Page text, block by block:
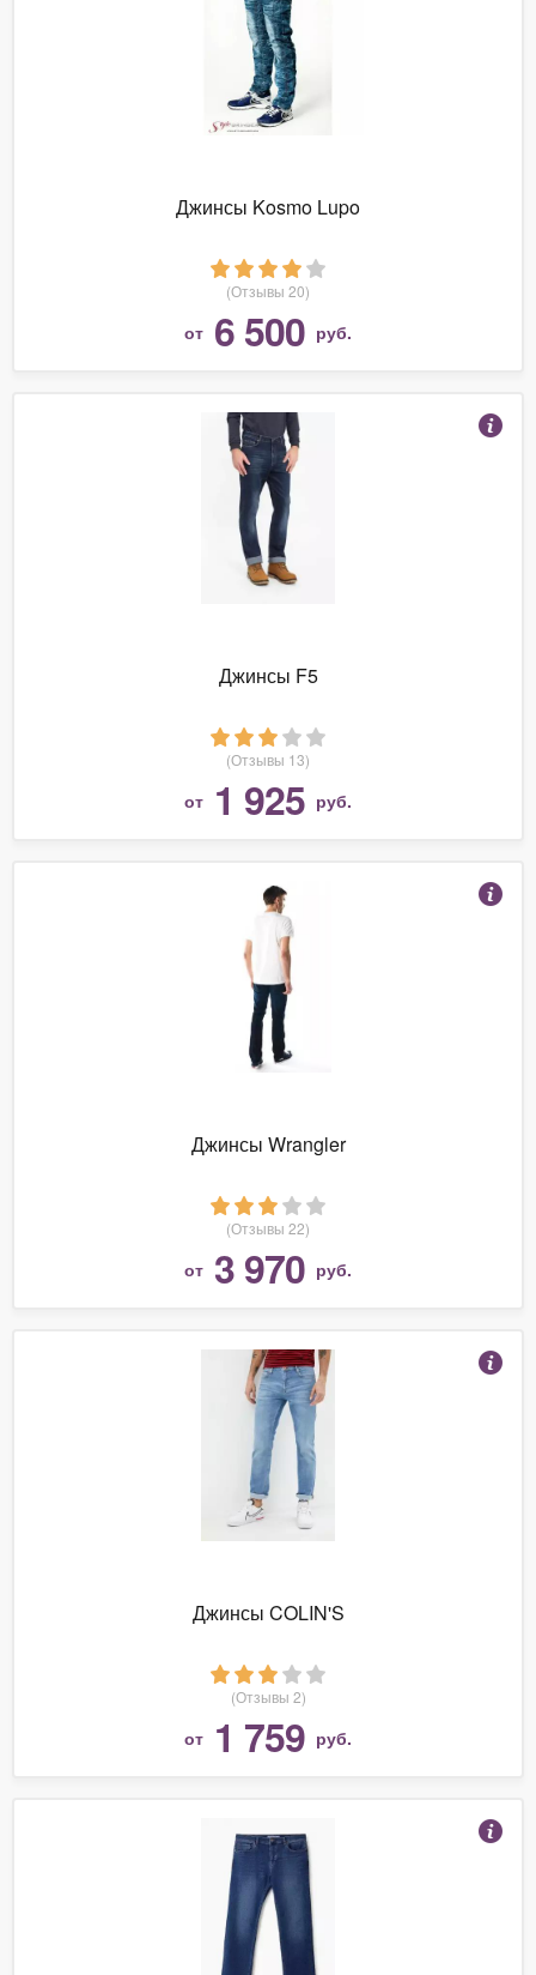
Джинсы Kosmo Lupo
(Отзывы 20)
от 6 500 руб.
Джинсы F5
(Отзывы 13)
от 1 925 руб.
Джинсы Wrangler
(Отзывы 22)
от 3 970 руб.
Джинсы COLIN'S
(Отзывы 2)
от 1 759 руб.